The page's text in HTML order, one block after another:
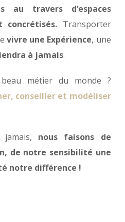
au travers d’espaces
concrétisés. Transporter
vivre une Expérience, une
à jamais.
métier du monde ?
conseiller et modéliser
jamais, nous faisons de
de notre sensibilité une
notre différence !